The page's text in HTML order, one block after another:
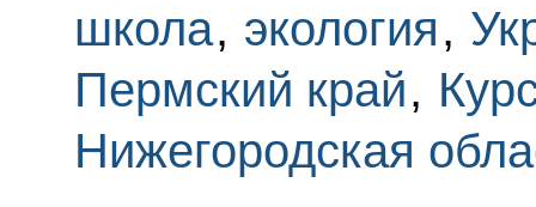
школа, экология,
Пермский край,
Нижегородская